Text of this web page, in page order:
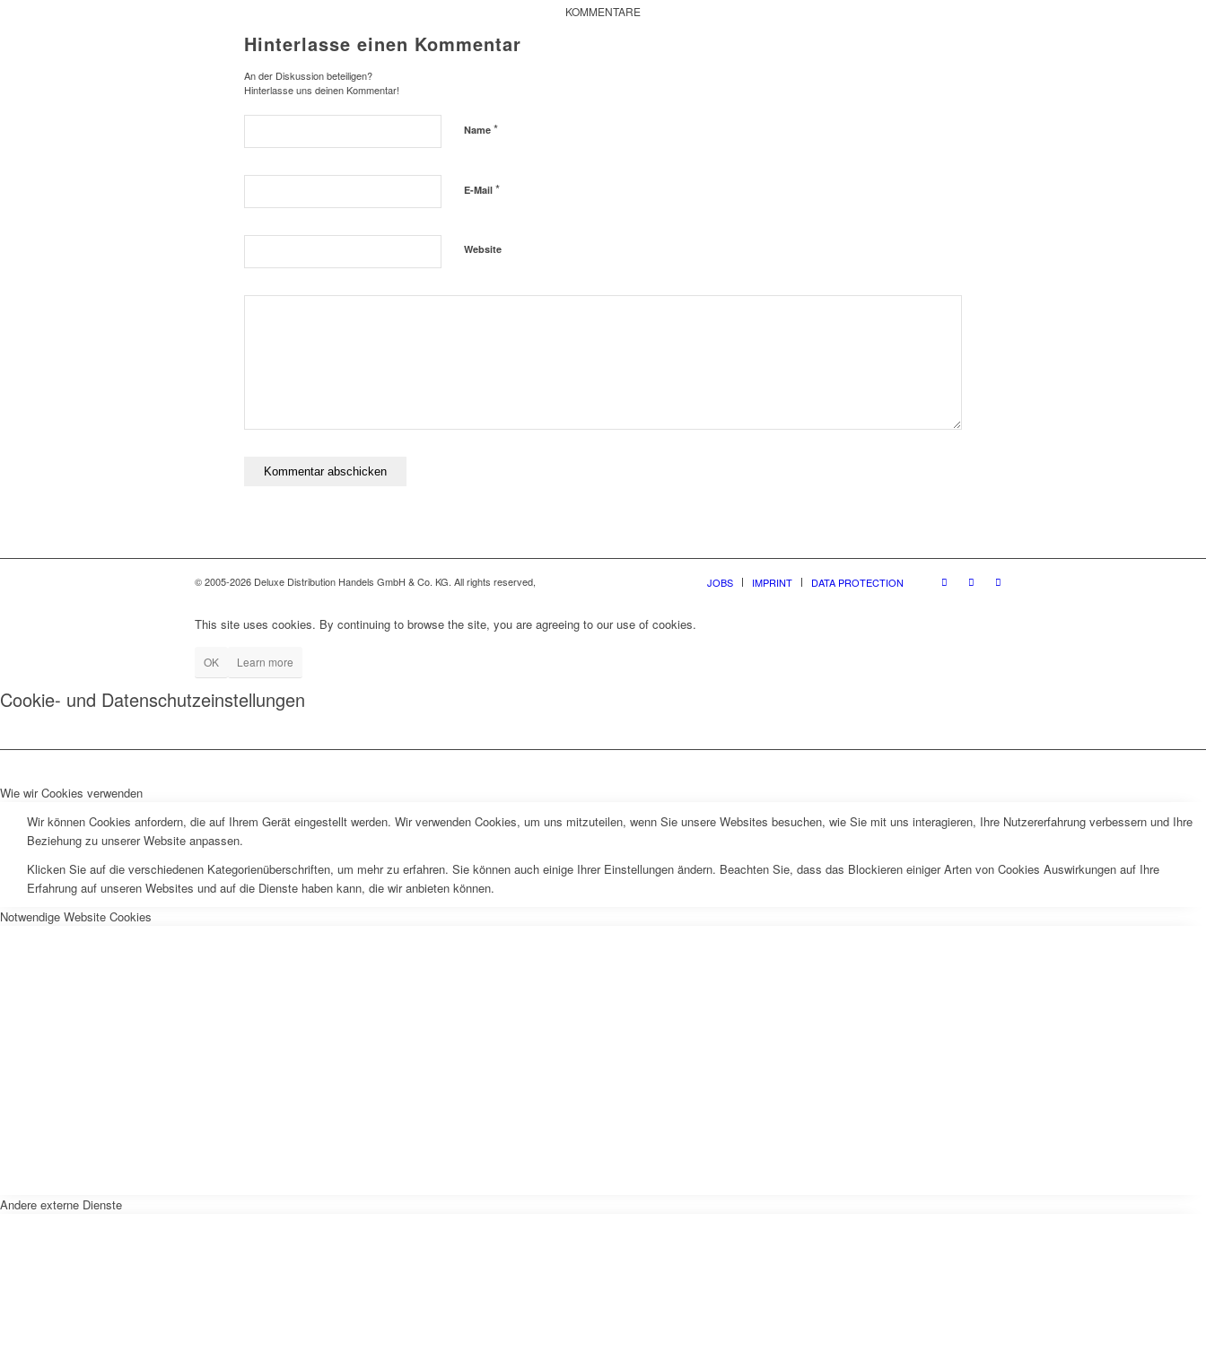
KOMMENTARE
Hinterlasse einen Kommentar
An der Diskussion beteiligen?
Hinterlasse uns deinen Kommentar!
Name *
E-Mail *
Website
© 2005-2026 Deluxe Distribution Handels GmbH & Co. KG. All rights reserved, JOBS IMPRINT DATA PROTECTION
This site uses cookies. By continuing to browse the site, you are agreeing to our use of cookies.
OK Learn more
Cookie- und Datenschutzeinstellungen
Wie wir Cookies verwenden
Wir können Cookies anfordern, die auf Ihrem Gerät eingestellt werden. Wir verwenden Cookies, um uns mitzuteilen, wenn Sie unsere Websites besuchen, wie Sie mit uns interagieren, Ihre Nutzererfahrung verbessern und Ihre
Beziehung zu unserer Website anpassen.
Klicken Sie auf die verschiedenen Kategorienüberschriften, um mehr zu erfahren. Sie können auch einige Ihrer Einstellungen ändern. Beachten Sie, dass das Blockieren einiger Arten von Cookies Auswirkungen auf Ihre
Erfahrung auf unseren Websites und auf die Dienste haben kann, die wir anbieten können.
Notwendige Website Cookies
Andere externe Dienste